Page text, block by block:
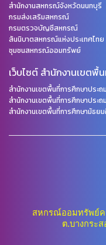
สำนักงานสหกรณ์จังหวัดนนทบุรี
กรมส่งเสริมสหกรณ์
กรมตรวจบัญชีสหกรณ์
สันนิบาตสหกรณ์แห่งประเทศไทย
ชุมชนสหกรณ์ออมทรัพย์
เว็บไซต์ สำนักงานเขตพื้
สำนักงานเขตพื้นที่การศึกษาประถ
สำนักงานเขตพื้นที่การศึกษาประ
สำนักงานเขตพื้นที่การศึกษามัธย
สหกรณ์ออมทรัพย์ค
ต.บางกระ